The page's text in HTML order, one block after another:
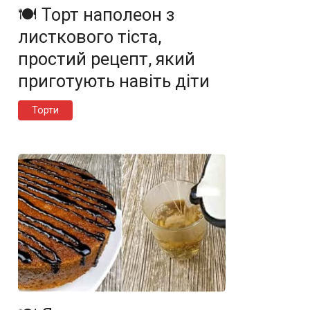
🍽️ Торт наполеон з
листкового тіста,
простий рецепт, який
приготують навіть діти
Торти